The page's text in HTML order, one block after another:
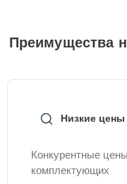
Преимущества
Низкие цены
Конкурентные
комплектующих